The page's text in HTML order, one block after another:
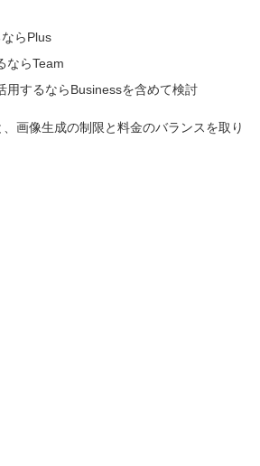
らPlus
ならTeam
用するならBusinessを含めて検討
画像生成の制限と料金のバランスを取り